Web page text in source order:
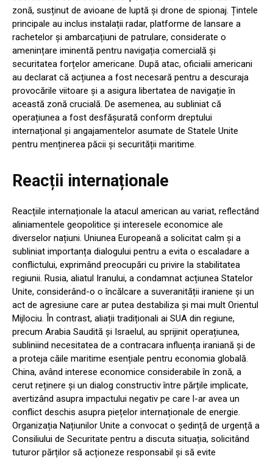
zonă, susținut de avioane de luptă și drone de spionaj. Țintele
principale au inclus instalații radar, platforme de lansare a
rachetelor și ambarcațiuni de patrulare, considerate o
amenințare iminentă pentru navigația comercială și
securitatea forțelor americane. După atac, oficialii americani
au declarat că acțiunea a fost necesară pentru a descuraja
provocările viitoare și a asigura libertatea de navigație în
această zonă crucială. De asemenea, au subliniat că
operațiunea a fost desfășurată conform dreptului
internațional și angajamentelor asumate de Statele Unite
pentru menținerea păcii și securității maritime.
Reacții internaționale
Reacțiile internaționale la atacul american au variat, reflectând
aliniamentele geopolitice și interesele economice ale
diverselor națiuni. Uniunea Europeană a solicitat calm și a
subliniat importanța dialogului pentru a evita o escaladare a
conflictului, exprimând preocupări cu privire la stabilitatea
regiunii. Rusia, aliatul Iranului, a condamnat acțiunea Statelor
Unite, considerând-o o încălcare a suveranității iraniene și un
act de agresiune care ar putea destabiliza și mai mult Orientul
Mijlociu. În contrast, aliații tradiționali ai SUA din regiune,
precum Arabia Saudită și Israelul, au sprijinit operațiunea,
subliniind necesitatea de a contracara influența iraniană și de
a proteja căile maritime esențiale pentru economia globală.
China, având interese economice considerabile în zonă, a
cerut reținere și un dialog constructiv între părțile implicate,
avertizând asupra impactului negativ pe care l-ar avea un
conflict deschis asupra piețelor internaționale de energie.
Organizația Națiunilor Unite a convocat o ședință de urgență a
Consiliului de Securitate pentru a discuta situația, solicitând
tuturor părților să acționeze responsabil și să evite